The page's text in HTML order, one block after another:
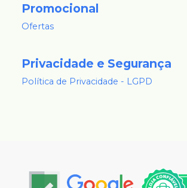
Promocional
Ofertas
Privacidade e Segurança
Política de Privacidade - LGPD